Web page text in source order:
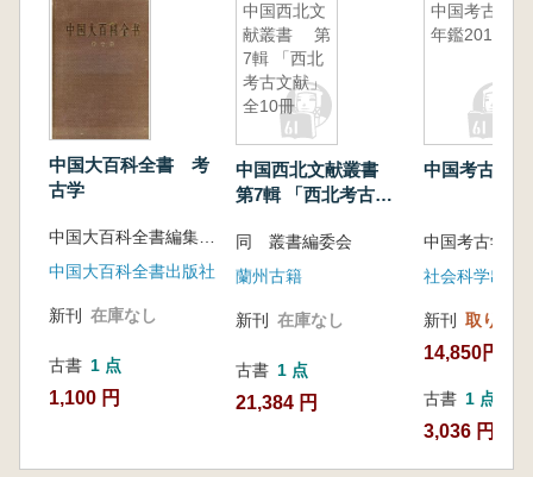
中国大百科全書 考
古学
中国大百科全書編集委員会 編
中国大百科全書出版社
新刊 在庫なし
古書 1 点
1,100 円
中国西北文
献叢書 第
7輯 「西北
考古文献」
全10冊
中国西北文献叢書
第7輯 「西北考古文
同 叢書編委会
蘭州古籍
新刊 在庫なし
古書 1 点
21,384 円
中国考古学
年鑑2014
中国考古学
中国考古学会
社会科学出版
新刊 取り寄せ
14,850円
古書 1 点
3,036 円